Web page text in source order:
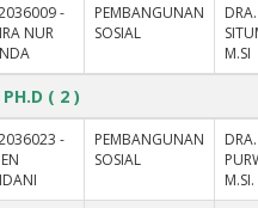
-
NUR
PEMBANGUNAN
SOSIAL
M.SI
( 2 )
-
PEMBANGUNAN
SOSIAL
DRA.